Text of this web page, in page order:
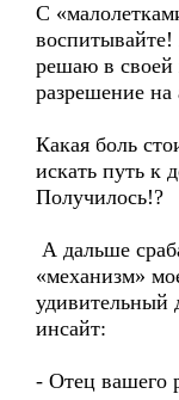
С
решаю в
разрешение на
Какая боль
искать путь к
Получилось!?
А дальше
«механизм»
удивительный
инсайт:
- Отец вашего